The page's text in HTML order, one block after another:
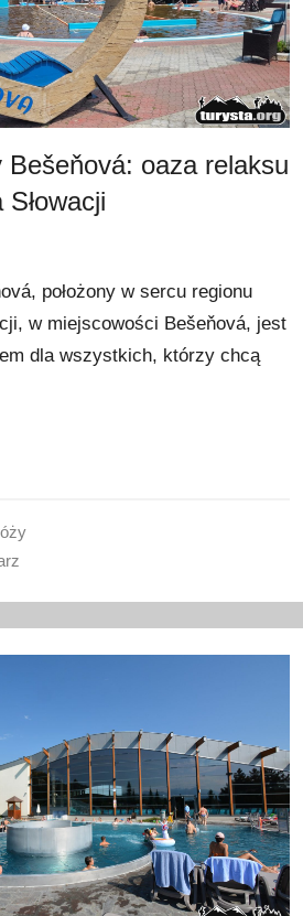
Bešeňová: oaza relaksu
położony w sercu regionu
w miejscowości Bešeňová, jest
dla wszystkich, którzy chcą